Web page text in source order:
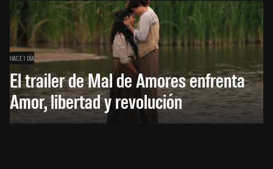
HACE 1 DÍA
El trailer de Mal de Amores enfrenta
Amor, libertad y revolución